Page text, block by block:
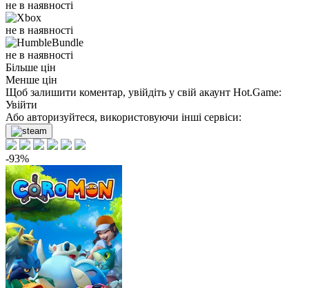
не в наявності
не в наявності
не в наявності
Більше цін
Менше цін
Щоб залишити коментар, увійдіть у свій акаунт Hot.Game:
Увійти
Або авторизуйтеся, використовуючи інші сервіси:
-93%